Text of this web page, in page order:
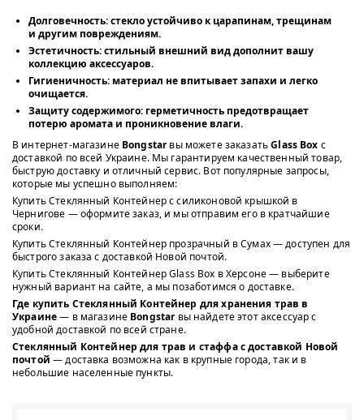
Долговечность: стекло устойчиво к царапинам, трещинам
и другим повреждениям.
Эстетичность: стильный внешний вид дополнит вашу
коллекцию аксессуаров.
Гигиеничность: материал не впитывает запахи и легко
очищается.
Защиту содержимого: герметичность предотвращает
потерю аромата и проникновение влаги.
В интернет-магазине Bongstarвы можете заказатьGlass Box с
доставкой по всей Украине. Мы гарантируем качественный товар,
быструю доставку и отличный сервис. Вот популярные запросы,
которые мы успешно выполняем:
Купить Стеклянный Контейнер с силиконовой крышкой в
Чернигове — оформите заказ, и мы отправим его в кратчайшие
сроки.
Купить Стеклянный Контейнер прозрачный в Сумах — доступен для
быстрого заказа с доставкой Новой почтой.
Купить Стеклянный Контейнер Glass Box в Херсоне — выберите
нужный вариант на сайте, а мы позаботимся о доставке.
Где купить Стеклянный Контейнер для хранения трав в
Украине— в магазине Bongstarвы найдете этот аксессуар с
удобной доставкой по всей стране.
Стеклянный Контейнер для трав и стаффа с доставкой Новой
почтой — доставка возможна как в крупные города, так и в
небольшие населенные пункты.